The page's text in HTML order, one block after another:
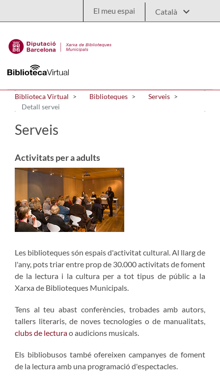
El meu espai
Biblioteca Virtual Biblioteques
Serveis
Detall servei
Serveis
Activitats per a adults
Les biblioteques són espais d'activitat cultural. Al llarg de
l'any, pots triar entre prop de 30.000 activitats de foment
de la lectura i la cultura per a tot tipus de públic a la
Xarxa de Biblioteques Municipals.
Tens al teu abast conferències, trobades amb autors,
tallers literaris, de noves tecnologies o de manualitats,
clubs de lecturao audicions musicals.
Els bibliobusos també ofereixen campanyes de foment
de la lectura amb una programació d'espectacles.